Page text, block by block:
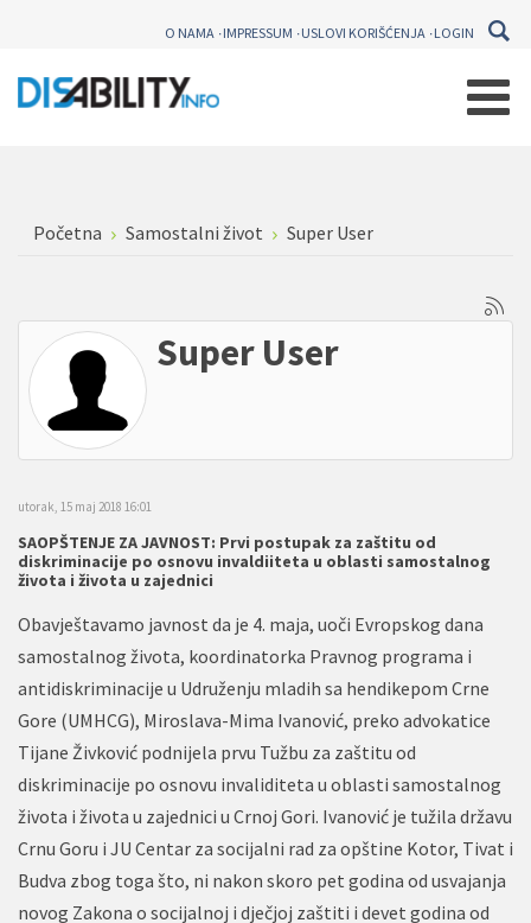
O NAMA IMPRESSUM USLOVI KORIŠĆENJA LOGIN
Početna Samostalni život Super User
Super User
utorak, 15 maj 2018 16:01
SAOPŠTENJE ZA JAVNOST: Prvi postupak za zaštitu od
diskriminacije po osnovu invaldiiteta u oblasti samostalnog
života i života u zajednici
Obavještavamo javnost da je 4. maja, uoči Evropskog dana
samostalnog života, koordinatorka Pravnog programa i
antidiskriminacije u Udruženju mladih sa hendikepom Crne
Gore (UMHCG), Miroslava-Mima Ivanović, preko advokatice
Tijane Živković podnijela prvu Tužbu za zaštitu od
diskriminacije po osnovu invaliditeta u oblasti samostalnog
života i života u zajednici u Crnoj Gori. Ivanović je tužila državu
Crnu Goru i JU Centar za socijalni rad za opštine Kotor, Tivat i
Budva zbog toga što, ni nakon skoro pet godina od usvajanja
novog Zakona o socijalnoj i dječjoj zaštiti i devet godina od